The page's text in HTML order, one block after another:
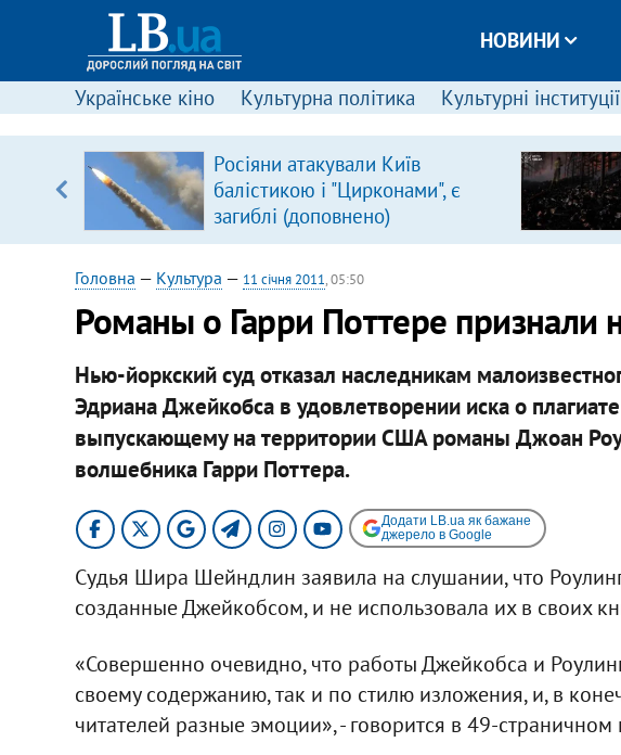
НОВИНИ
Українське кіно Культурна політика Культурні
Росіяни атакували Київ
балістикою і "Цирконами", є
загиблі (доповнено)
Головна — Культура — 11 січня 2011, 05:50
Романы о Гарри Поттере признали
Нью-йоркский суд отказал наследникам
Эдриана Джейкобса в удовлетворении иска о
выпускающему на территории США романы Джоан
волшебника Гарри Поттера.
Додати LB.ua як бажане
джерело в Google
Судья Шира Шейндлин заявила на слушании, что
созданные Джейкобсом, и не использовала их в своих
«Совершенно очевидно, что работы Джейкобса и
своему содержанию, так и по стилю изложения, и, в
читателей разные эмоции», - говорится в 49-страничном